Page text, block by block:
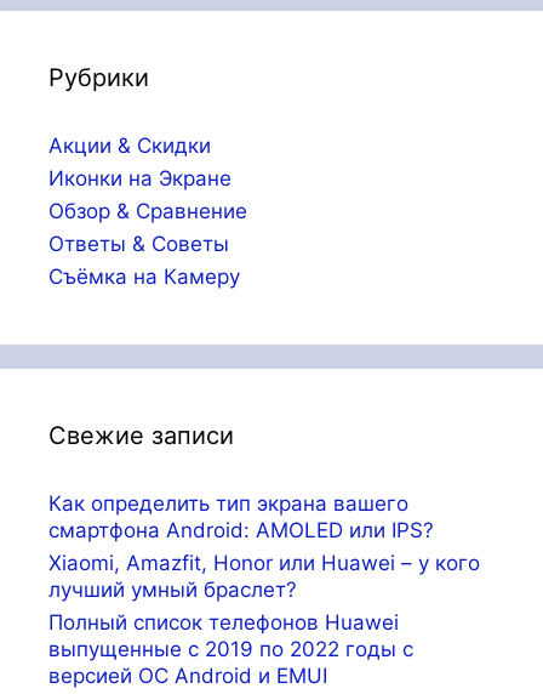
Рубрики
Акции & Скидки
Иконки на Экране
Обзор & Сравнение
Ответы & Советы
Съёмка на Камеру
Свежие записи
Как определить тип экрана вашего
смартфона Android: AMOLED или IPS?
Xiaomi, Amazfit, Honor или Huawei – у кого
лучший умный браслет?
Полный список телефонов Huawei
выпущенные с 2019 по 2022 годы с
версией ОС Android и EMUI